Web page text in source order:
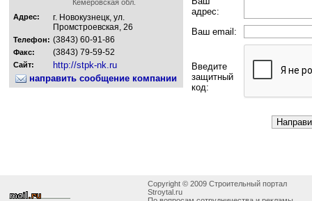
Кемеровская обл.
Адрес:
г. Новокузнецк, ул.
Промстроевская, 26
Телефон: (3843) 60-91-86
Факс: (3843) 79-59-52
Сайт:
http://stpk-nk.ru
направить сообщение компании
адрес:
Ваш email:
Введите
защитный
код:
Copyright © 2009 Строительный портал
Stroytal.ru